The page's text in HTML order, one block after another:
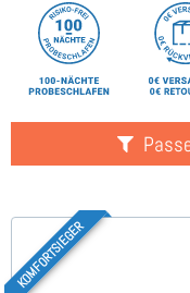
KOMFORTSIEGER